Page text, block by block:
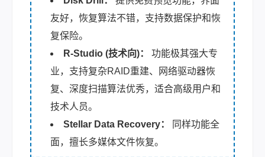
友好，恢复算法不错，支持数据保护和恢
复保险。
R-Studio (技术向)：
功能极其强大专
业，支持复杂RAID重建、网络驱动器恢
复、深度扫描算法优秀，适合高级用户和
技术人员。
Stellar Data Recovery：
同样功能全
面，擅长多媒体文件恢复。